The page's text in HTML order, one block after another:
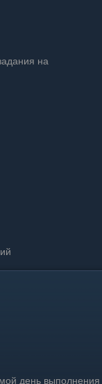
на
день выполнения